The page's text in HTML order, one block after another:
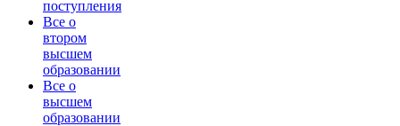
поступления
Все о
втором
высшем
образовании
Все о
высшем
образовании